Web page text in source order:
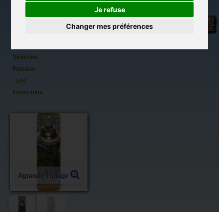
Je refuse
Changer mes préférences
Librairie des
Carterie
originale
Activités
détente et jeux
Objets déco et
Séverine
Pineaux
- Les
Histochats
Agrandir l'image